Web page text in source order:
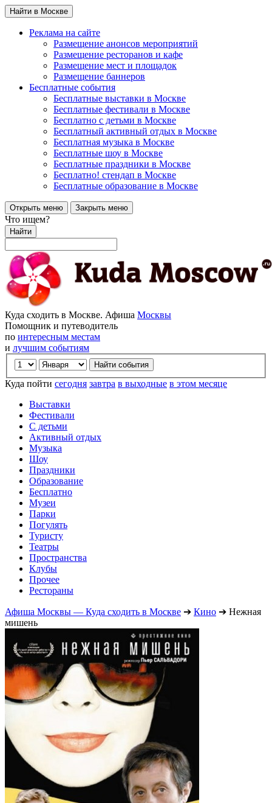
Найти в Москве
Реклама на сайте
Размещение анонсов мероприятий
Размещение ресторанов и кафе
Размещение мест и площадок
Размещение баннеров
Бесплатные события
Бесплатные выставки в Москве
Бесплатные фестивали в Москве
Бесплатно с детьми в Москве
Бесплатный активный отдых в Москве
Бесплатная музыка в Москве
Бесплатные шоу в Москве
Бесплатные праздники в Москве
Бесплатно! стендап в Москве
Бесплатные образование в Москве
Открыть меню Закрыть меню
Что ищем?
Найти
Куда сходить в Москве. Афиша Москвы
Помощник и путеводитель
по интересным местам
и лучшим событиям
Куда пойти сегодня завтра в выходные в этом месяце
Выставки
Фестивали
С детьми
Активный отдых
Музыка
Шоу
Праздники
Образование
Бесплатно
Музеи
Парки
Погулять
Туристу
Театры
Пространства
Клубы
Прочее
Рестораны
Афиша Москвы — Куда сходить в Москве ➔ Кино ➔ Нежная
мишень